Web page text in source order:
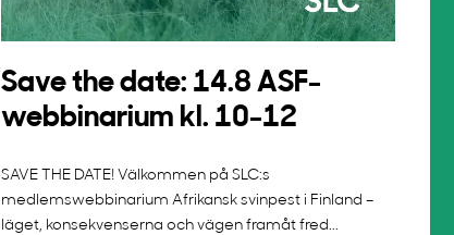
Save the date: 14.8 ASF-
webbinarium kl. 10-12
SAVE THE DATE! Välkommen på SLC:s
medlemswebbinarium Afrikansk svinpest i Finland –
läget, konsekvenserna och vägen framåt fred...